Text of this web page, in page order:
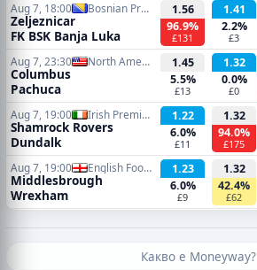
Aug 7, 18:00 Bosnian Premier League
Zeljeznicar
FK BSK Banja Luka
1.56
96.9%
£131
1.41
2.2%
£3
Aug 7, 23:30 North American Leagues Cup
Columbus
Pachuca
1.45
5.5%
£13
1.32
0.0%
£0
Aug 7, 19:00 Irish Premier Division
Shamrock Rovers
Dundalk
1.22
6.0%
£11
1.32
94.0%
£175
Aug 7, 19:00 English Football League Cup
Middlesbrough
Wrexham
1.23
6.0%
£9
1.32
42.4%
£62
Какво е Moneyway?